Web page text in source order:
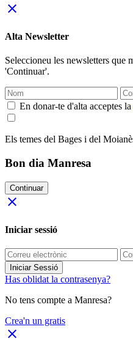
close
Alta Newsletter
Seleccioneu les newsletters que
'Continuar'.
En donar-te d'alta acceptes la
Els temes del Bages i del
Bon dia Manresa
Continuar
close
Iniciar sessió
Iniciar Sessió
Has oblidat la contrasenya?
No tens compte a Manresa?
Crea'n un gratis
close